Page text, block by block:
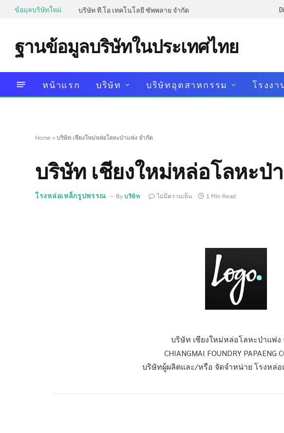
ข้อมุลบริษัทใหม่ บริษัท ที.โอ เทคโนโลยี ซัพพลาย จำกัด
ฐานข้อมูลบริษัทในประเทศไทย
หน้าแรก บริษัท บริษัทอุตสาหกรรม โรงงา
Home » บริษัท เชียงใหม่หล่อโลหะป่าแพ่ง จำกัด
บริษัท เชียงใหม่หล่อโลหะป่
โรงหล่อเหล็กรูปพรรณ By บริษัท ไม่มีความเห็น 1 Min Read
บริษัท เชียงใหม่หล่อโลหะป่าแพ่ง
CHIANGMAI FOUNDRY PAPAENG
บริษัทผู้ผลิตและ/หรือ จัดจำหน่าย โรงหล่